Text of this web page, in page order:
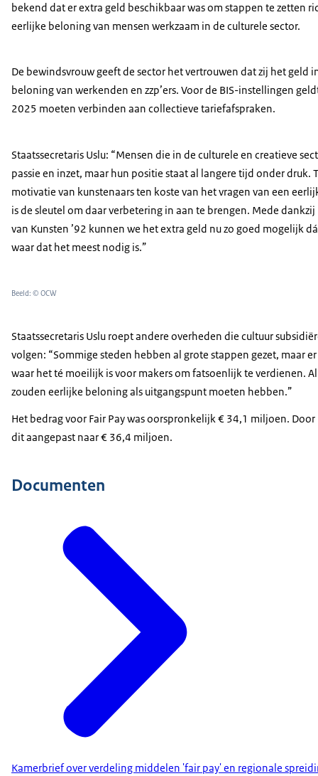
bekend dat er extra geld beschikbaar was om stappen te zetten
eerlijke beloning van mensen werkzaam in de culturele sector.
De bewindsvrouw geeft de sector het vertrouwen dat zij het geld
beloning van werkenden en zzp’ers. Voor de BIS-instellingen
2025 moeten verbinden aan collectieve tariefafspraken.
Staatssecretaris Uslu: “Mensen die in de culturele en creatieve
passie en inzet, maar hun positie staat al langere tijd onder druk.
motivatie van kunstenaars ten koste van het vragen van een
is de sleutel om daar verbetering in aan te brengen. Mede
van Kunsten ’92 kunnen we het extra geld nu zo goed mogelijk
waar dat het meest nodig is.”
Beeld: © OCW
Staatssecretaris Uslu roept andere overheden die cultuur
volgen: “Sommige steden hebben al grote stappen gezet, maar
waar het té moeilijk is voor makers om fatsoenlijk te verdienen.
zouden eerlijke beloning als uitgangspunt moeten hebben.”
Het bedrag voor Fair Pay was oorspronkelijk € 34,1 miljoen.
dit aangepast naar € 36,4 miljoen.
Documenten
Kamerbrief over verdeling middelen 'fair pay' en regionale